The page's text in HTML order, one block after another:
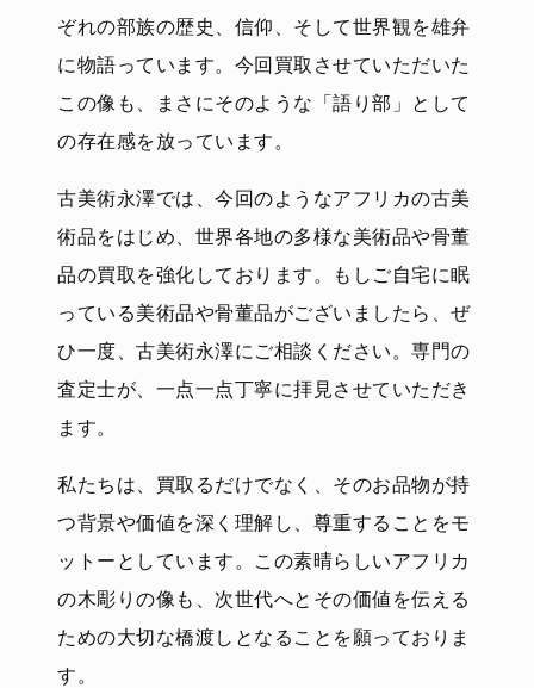
ぞれの部族の歴史、信仰、そして世界観を雄弁
に物語っています。今回買取させていただいた
この像も、まさにそのような「語り部」として
の存在感を放っています。
古美術永澤では、今回のようなアフリカの古美
術品をはじめ、世界各地の多様な美術品や骨董
品の買取を強化しております。もしご自宅に眠
っている美術品や骨董品がございましたら、ぜ
ひ一度、古美術永澤にご相談ください。専門の
査定士が、一点一点丁寧に拝見させていただき
ます。
私たちは、買取るだけでなく、そのお品物が持
つ背景や価値を深く理解し、尊重することをモ
ットーとしています。この素晴らしいアフリカ
の木彫りの像も、次世代へとその価値を伝える
ための大切な橋渡しとなることを願っておりま
す。